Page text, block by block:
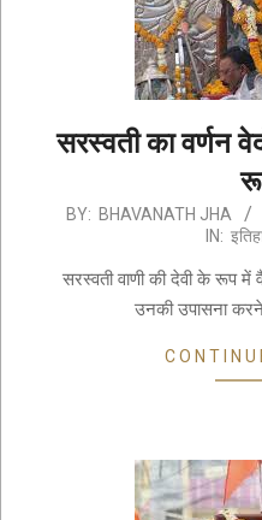
सरस्वती का वर्णन
2020-
11
BY: BHAVANATH JHA
IN:
सरस्वती वाणी की देवी के रूप में
उनकी उपासना करने